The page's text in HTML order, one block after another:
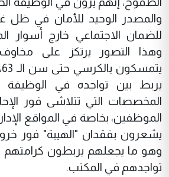
والمصدر الوحيد للأمان في ظل
للضمان الاجتماعي خارج أسوار
وهذا التصور يرتكز على
يربط بين تواجده في
المخصصات التي تتلاشى فور
الموظفين، بخاصة في المواقع
يشعرون بفقدان "الهيبة" فور
وهو ما يجعلهم يربطون كرامتهم
تواجدهم في المكتب.